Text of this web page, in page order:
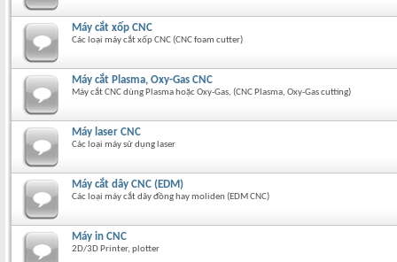
Máy cắt xốp CNC
Các loại máy cắt xốp CNC (CNC foam cutter)
Máy cắt Plasma, Oxy-Gas CNC
Máy cắt CNC dùng Plasma hoặc Oxy-Gas, (CNC Plasma, Oxy-Gas cutting)
Máy laser CNC
Các loại máy sử dụng laser
Máy cắt dây CNC (EDM)
Các loại máy cắt dây đồng hay moliden (EDM CNC)
Máy in CNC
2D/3D Printer, plotter